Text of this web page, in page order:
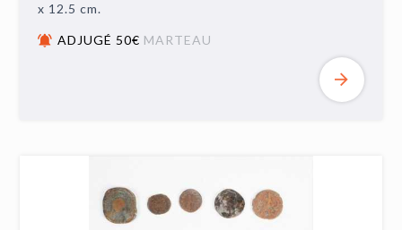
x 12.5 cm.
ADJUGÉ 50€ MARTEAU